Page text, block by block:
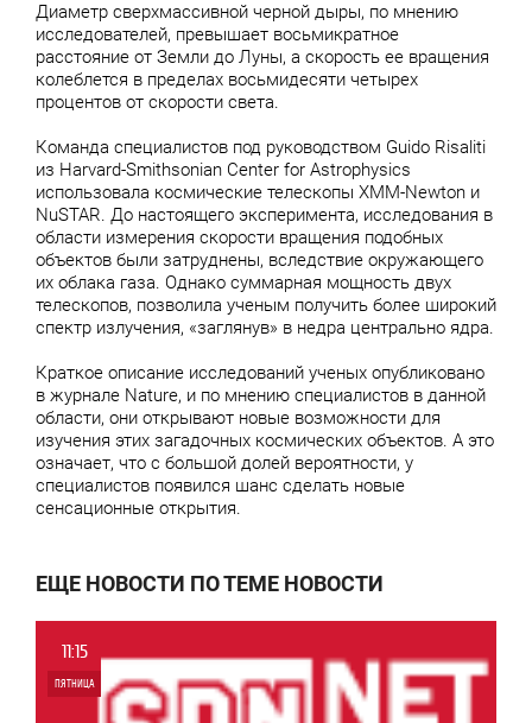
Диаметр сверхмассивной черной дыры, по мнению
исследователей, превышает восьмикратное
расстояние от Земли до Луны, а скорость ее вращения
колеблется в пределах восьмидесяти четырех
процентов от скорости света.
Команда специалистов под руководством Guido Risaliti
из Harvard-Smithsonian Center for Astrophysics
использовала космические телескопы XMM-Newton и
NuSTAR. До настоящего эксперимента, исследования в
области измерения скорости вращения подобных
объектов были затруднены, вследствие окружающего
их облака газа. Однако суммарная мощность двух
телескопов, позволила ученым получить более широкий
спектр излучения, «заглянув» в недра центрально ядра.
Краткое описание исследований ученых опубликовано
в журнале Nature, и по мнению специалистов в данной
области, они открывают новые возможности для
изучения этих загадочных космических объектов. А это
означает, что с большой долей вероятности, у
специалистов появился шанс сделать новые
сенсационные открытия.
ЕЩЕ НОВОСТИ ПО ТЕМЕ НОВОСТИ
11:15
ПЯТНИЦА